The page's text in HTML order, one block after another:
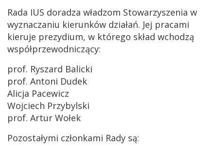
Rada IUS doradza władzom Stowarzyszenia w
wyznaczaniu kierunków działań. Jej pracami
kieruje prezydium, w którego skład wchodzą
współprzewodniczący:
prof. Ryszard Balicki
prof. Antoni Dudek
Alicja Pacewicz
Wojciech Przybylski
prof. Artur Wołek
Pozostałymi członkami Rady są: